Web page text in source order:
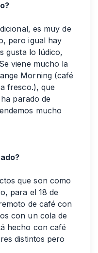
es muy de
pero igual hay
gusta lo lúdico,
viene mucho la
Morning (café
fresco.), que
parado de
mucho
que son como
para el 18 de
de café con
con un cola de
hecho con café
distintos pero